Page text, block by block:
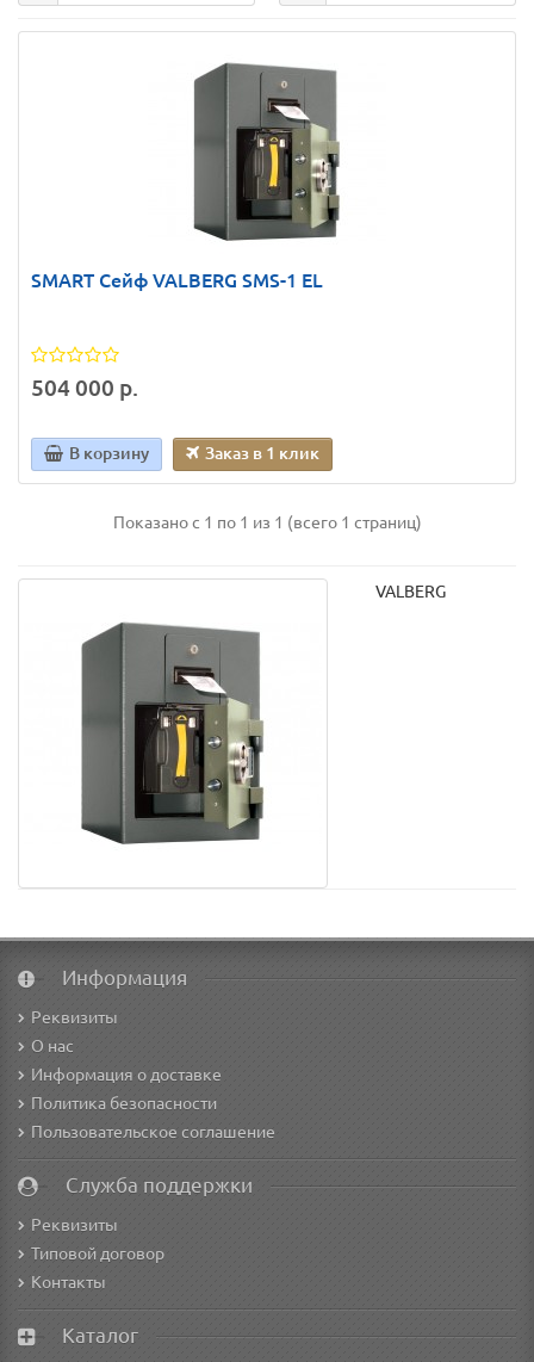
SMART Сейф VALBERG SMS-1 EL
504 000 р.
В корзину Заказ в 1 клик
Показано с 1 по 1 из 1 (всего 1 страниц)
VALBERG
Информация
Реквизиты
О нас
Информация о доставке
Политика безопасности
Пользовательское соглашение
Служба поддержки
Реквизиты
Типовой договор
Контакты
Каталог